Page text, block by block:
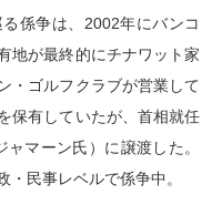
係争は、2002年にバンコ
地が最終的にチナワット家
・ゴルフクラブが営業して
保有していたが、首相就任
マーン氏）に譲渡した。
民事レベルで係争中。